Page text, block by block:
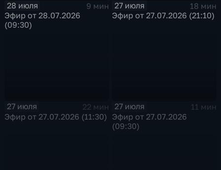
28 июля
9 мин
Эфир от 28.07.2026
(09:30)
27 июля
18 мин
Эфир от 27.07.2026 (21:10)
27 июля
22 мин
Эфир от 27.07.2026 (11:30)
27 июля
11 мин
Эфир от 27.07.2026
(09:30)